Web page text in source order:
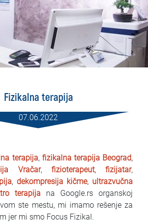
Fizikalna terapija
07.06.2022
terapija, fizikalna terapija Beograd,
Vračar, fizioterapeut, fizijatar,
, dekompresija kičme, ultrazvučna
terapija na Google.rs organskoj
ste mestu, mi imamo rešenje za
jer mi smo Focus Fizikal.